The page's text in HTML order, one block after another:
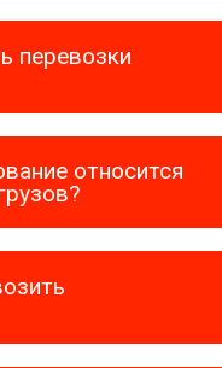
перевозки
относится